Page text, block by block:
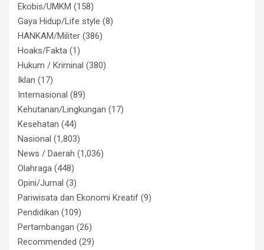
Ekobis/UMKM (158)
Gaya Hidup/Life style (8)
HANKAM/Militer (386)
Hoaks/Fakta (1)
Hukum / Kriminal (380)
Iklan (17)
Internasional (89)
Kehutanan/Lingkungan (17)
Kesehatan (44)
Nasional (1,803)
News / Daerah (1,036)
Olahraga (448)
Opini/Jurnal (3)
Pariwisata dan Ekonomi Kreatif (9)
Pendidikan (109)
Pertambangan (26)
Recommended (29)